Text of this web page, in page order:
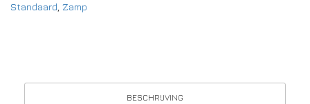
Standaard Zamp
BESCHRIJVING